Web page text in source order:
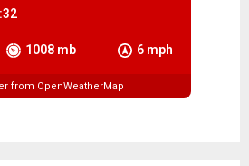
1008 mb 6 mph
from OpenWeatherMap